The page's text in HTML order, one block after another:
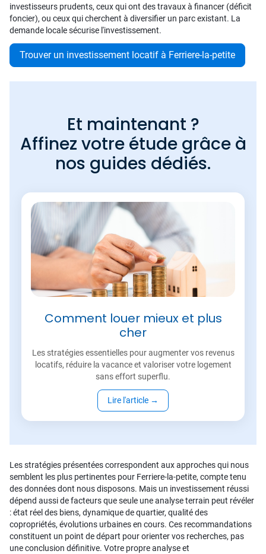
investisseurs prudents, ceux qui ont des travaux à financer (déficit
foncier), ou ceux qui cherchent à diversifier un parc existant. La
demande locale sécurise l'investissement.
Trouver un investissement locatif à Ferriere-la-petite
Et maintenant ?
Affinez votre étude grâce à
nos guides dédiés.
Comment louer mieux et plus
cher
Les stratégies essentielles pour augmenter vos revenus
locatifs, réduire la vacance et valoriser votre logement
sans effort superflu.
Lire l'article →
Les stratégies présentées correspondent aux approches qui nous
semblent les plus pertinentes pour Ferriere-la-petite, compte tenu
des données dont nous disposons. Mais un investissement réussi
dépend aussi de facteurs que seule une analyse terrain peut révéler
: état réel des biens, dynamique de quartier, qualité des
copropriétés, évolutions urbaines en cours. Ces recommandations
constituent un point de départ pour orienter vos recherches, pas
une conclusion définitive. Votre propre analyse et